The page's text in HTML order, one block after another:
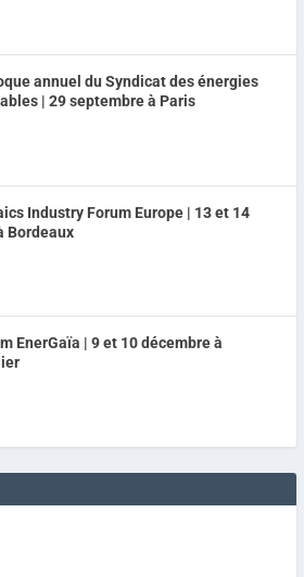
annuel du Syndicat des énergies
| 29 septembre à Paris
Industry Forum Europe | 13 et 14
Bordeaux
EnerGaïa | 9 et 10 décembre à